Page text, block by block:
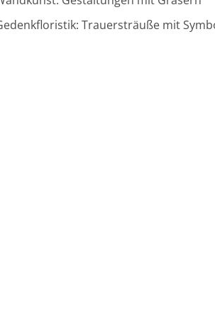
Trauersträuße mit